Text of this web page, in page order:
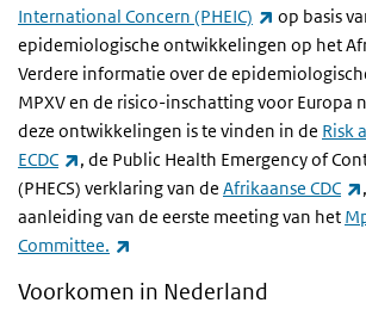
International Concern (PHEIC)
(externe
op basis
epidemiologische ontwikkelingen op het
Verdere informatie over de
MPXV en de risico-inschatting voor Europa
deze ontwikkelingen is te vinden in de Risk
ECDC
(externe link)
, de Public Health Emergency of
(PHECS) verklaring van de Afrikaanse CDC
aanleiding van de eerste meeting van het
Committee.
Voorkomen in Nederland